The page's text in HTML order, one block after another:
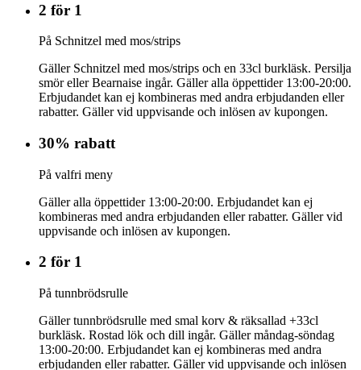
2 för 1
På Schnitzel med mos/strips
Gäller Schnitzel med mos/strips och en 33cl burkläsk. Persilja
smör eller Bearnaise ingår. Gäller alla öppettider 13:00-20:00.
Erbjudandet kan ej kombineras med andra erbjudanden eller
rabatter. Gäller vid uppvisande och inlösen av kupongen.
30% rabatt
På valfri meny
Gäller alla öppettider 13:00-20:00. Erbjudandet kan ej
kombineras med andra erbjudanden eller rabatter. Gäller vid
uppvisande och inlösen av kupongen.
2 för 1
På tunnbrödsrulle
Gäller tunnbrödsrulle med smal korv & räksallad +33cl
burkläsk. Rostad lök och dill ingår. Gäller måndag-söndag
13:00-20:00. Erbjudandet kan ej kombineras med andra
erbjudanden eller rabatter. Gäller vid uppvisande och inlösen